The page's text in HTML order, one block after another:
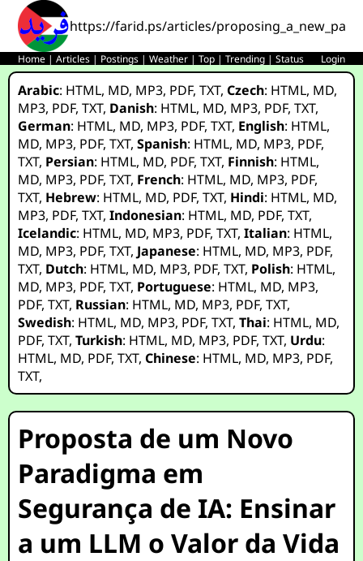
https://farid.ps/articles/
Home |Articles | Postings |Weather |Top |Trending |Status Login
Arabic: HTML, MD, MP3, PDF,TXT,Czech: HTML, MD,
MP3, PDF,TXT, Danish: HTML, MD, MP3, PDF,TXT,
German: HTML, MD, MP3, PDF,TXT, English: HTML,
MD, MP3, PDF,TXT,Spanish: HTML, MD, MP3, PDF,
TXT, Persian: HTML, MD, PDF,TXT, Finnish: HTML,
MD, MP3, PDF,TXT, French: HTML, MD, MP3, PDF,
TXT, Hebrew: HTML, MD, PDF,TXT, Hindi: HTML, MD,
MP3, PDF,TXT,Indonesian: HTML, MD, PDF,TXT,
Icelandic: HTML, MD, MP3, PDF,TXT,Italian: HTML,
MD, MP3, PDF,TXT, Japanese: HTML, MD, MP3, PDF,
TXT, Dutch: HTML, MD, MP3, PDF,TXT, Polish: HTML,
MD, MP3, PDF,TXT, Portuguese: HTML, MD, MP3,
PDF,TXT, Russian: HTML, MD, MP3, PDF,TXT,
Swedish: HTML, MD, MP3, PDF,TXT,Thai: HTML, MD,
PDF,TXT,Turkish: HTML, MD, MP3, PDF,TXT, Urdu:
HTML, MD, PDF,TXT,Chinese: HTML, MD, MP3, PDF,
TXT,
Proposta de um Novo
Paradigma em
Segurança de IA: Ensinar
a um LLM o Valor da Vida